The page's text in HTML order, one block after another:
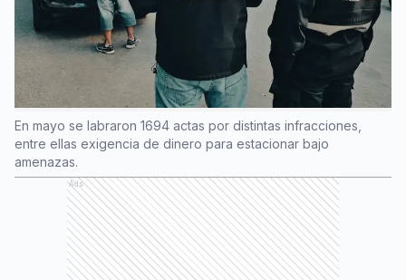
En mayo se labraron 1694 actas por distintas infracciones,
entre ellas exigencia de dinero para estacionar bajo
amenazas.
Ads